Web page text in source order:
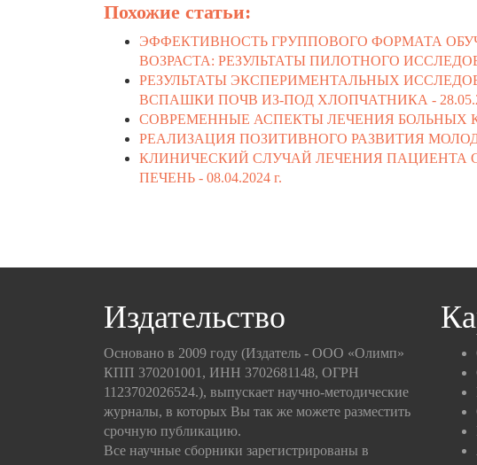
Похожие статьи:
ЭФФЕКТИВНОСТЬ ГРУППОВОГО ФОРМАТА
ВОЗРАСТА: РЕЗУЛЬТАТЫ ПИЛОТНОГО
РЕЗУЛЬТАТЫ ЭКСПЕРИМЕНТАЛЬНЫХ
ВСПАШКИ ПОЧВ ИЗ-ПОД ХЛОПЧАТНИКА -
СОВРЕМЕННЫЕ АСПЕКТЫ ЛЕЧЕНИЯ БОЛЬНЫХ
РЕАЛИЗАЦИЯ ПОЗИТИВНОГО РАЗВИТИЯ
КЛИНИЧЕСКИЙ СЛУЧАЙ ЛЕЧЕНИЯ
ПЕЧЕНЬ - 08.04.2024 г.
Издательство
Основано в 2009 году (Издатель - ООО «Олимп»
КПП 370201001, ИНН 3702681148, ОГРН
1123702026524.), выпускает научно-методические
журналы, в которых Вы так же можете разместить
срочную публикацию.
Все научные сборники зарегистрированы в